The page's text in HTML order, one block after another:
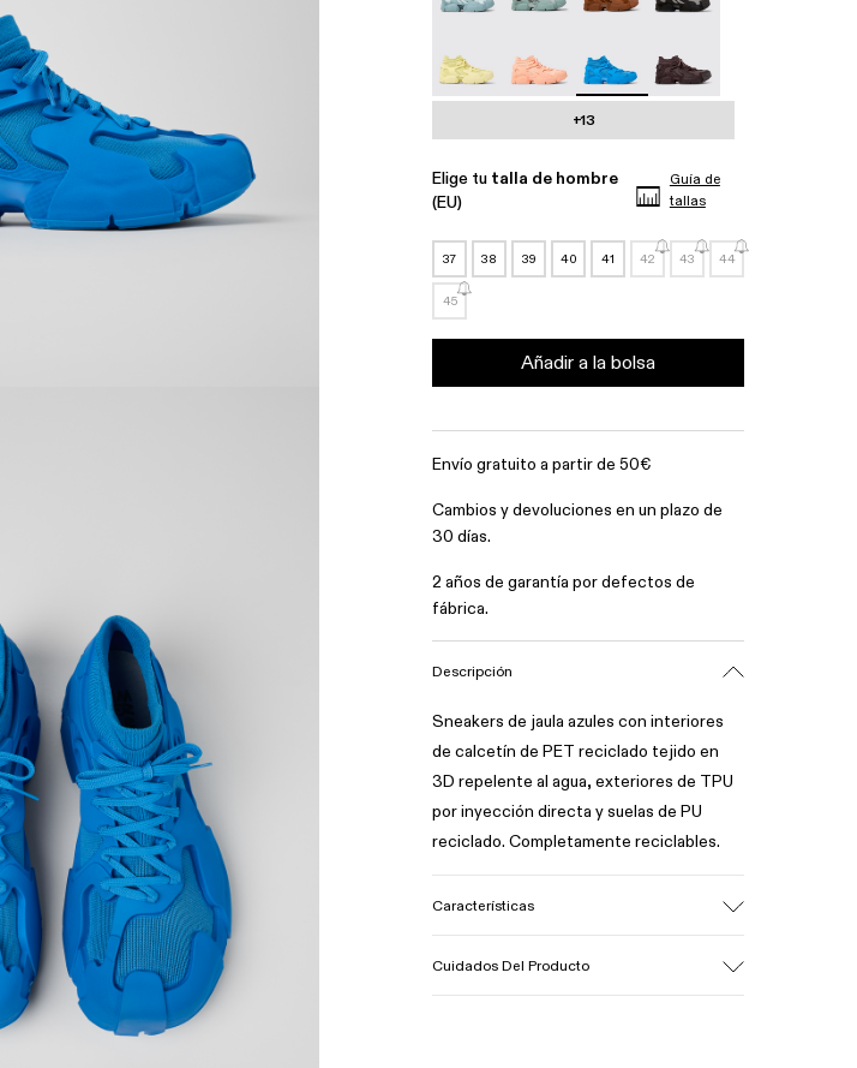
+13
Elige tu talla de hombre
(EU)
Guía de
tallas
37 38 39 40 41 42 43 44
45
Añadir a la bolsa
Envío gratuito a partir de 50€
Cambios y devoluciones en un plazo de
30 días.
2 años de garantía por defectos de
fábrica.
Descripción
Sneakers de jaula azules con interiores
de calcetín de PET reciclado tejido en
3D repelente al agua, exteriores de TPU
por inyección directa y suelas de PU
reciclado. Completamente reciclables.
Características
Cuidados Del Producto